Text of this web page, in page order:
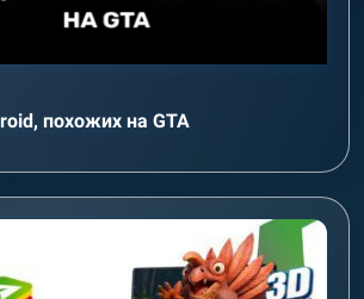
похожих на GTA